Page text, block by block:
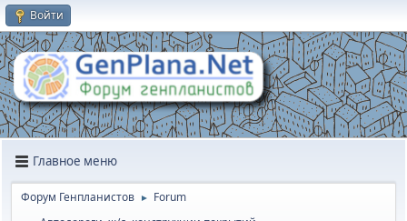
Войти
Главное меню
Форум Генпланистов ► Forum